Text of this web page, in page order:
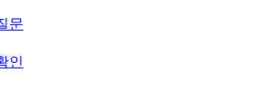
문
인